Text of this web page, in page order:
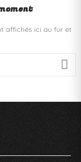
affichés ici au fur et